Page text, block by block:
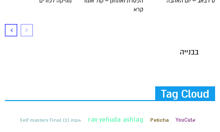
קרא
בבנייה
Tag Cloud
#YouCut
Peticha
rav yehuda ashlag
Self mastery Final (2).mp4